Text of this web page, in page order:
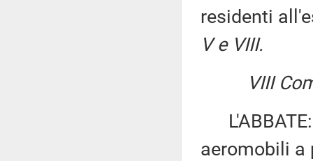
residenti
V e VIII.
VIII
aeromobili a